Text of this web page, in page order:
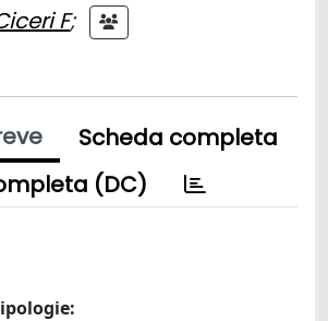
F;
Scheda completa
(DC)